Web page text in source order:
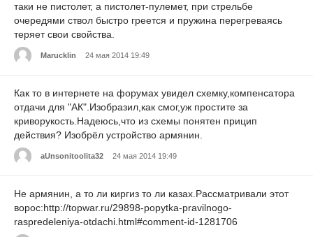
таки не пистолет, а пистолет-пулемет, при стрельбе
очередями ствол быстро греется и пружина перегреваясь
теряет свои свойства.
Marucklin 24 мая 2014 19:49
Как то в интернете на форумах увидел схемку,компенсатора
отдачи для "АК".Изобразил,как смог,уж простите за
криворукость.Надеюсь,что из схемы понятен прицип
действия? Изобрёл устройство армянин.
aUnsonitoolita32 24 мая 2014 19:49
Не армянин, а то ли киргиз то ли казах.Рассматривали этот
ворос:http://topwar.ru/29898-popytka-pravilnogo-
raspredeleniya-otdachi.html#comment-id-1281706